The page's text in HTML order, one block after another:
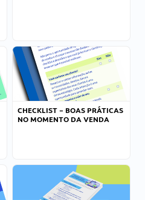
CHECKLIST – BOAS PRÁTICAS
NO MOMENTO DA VENDA